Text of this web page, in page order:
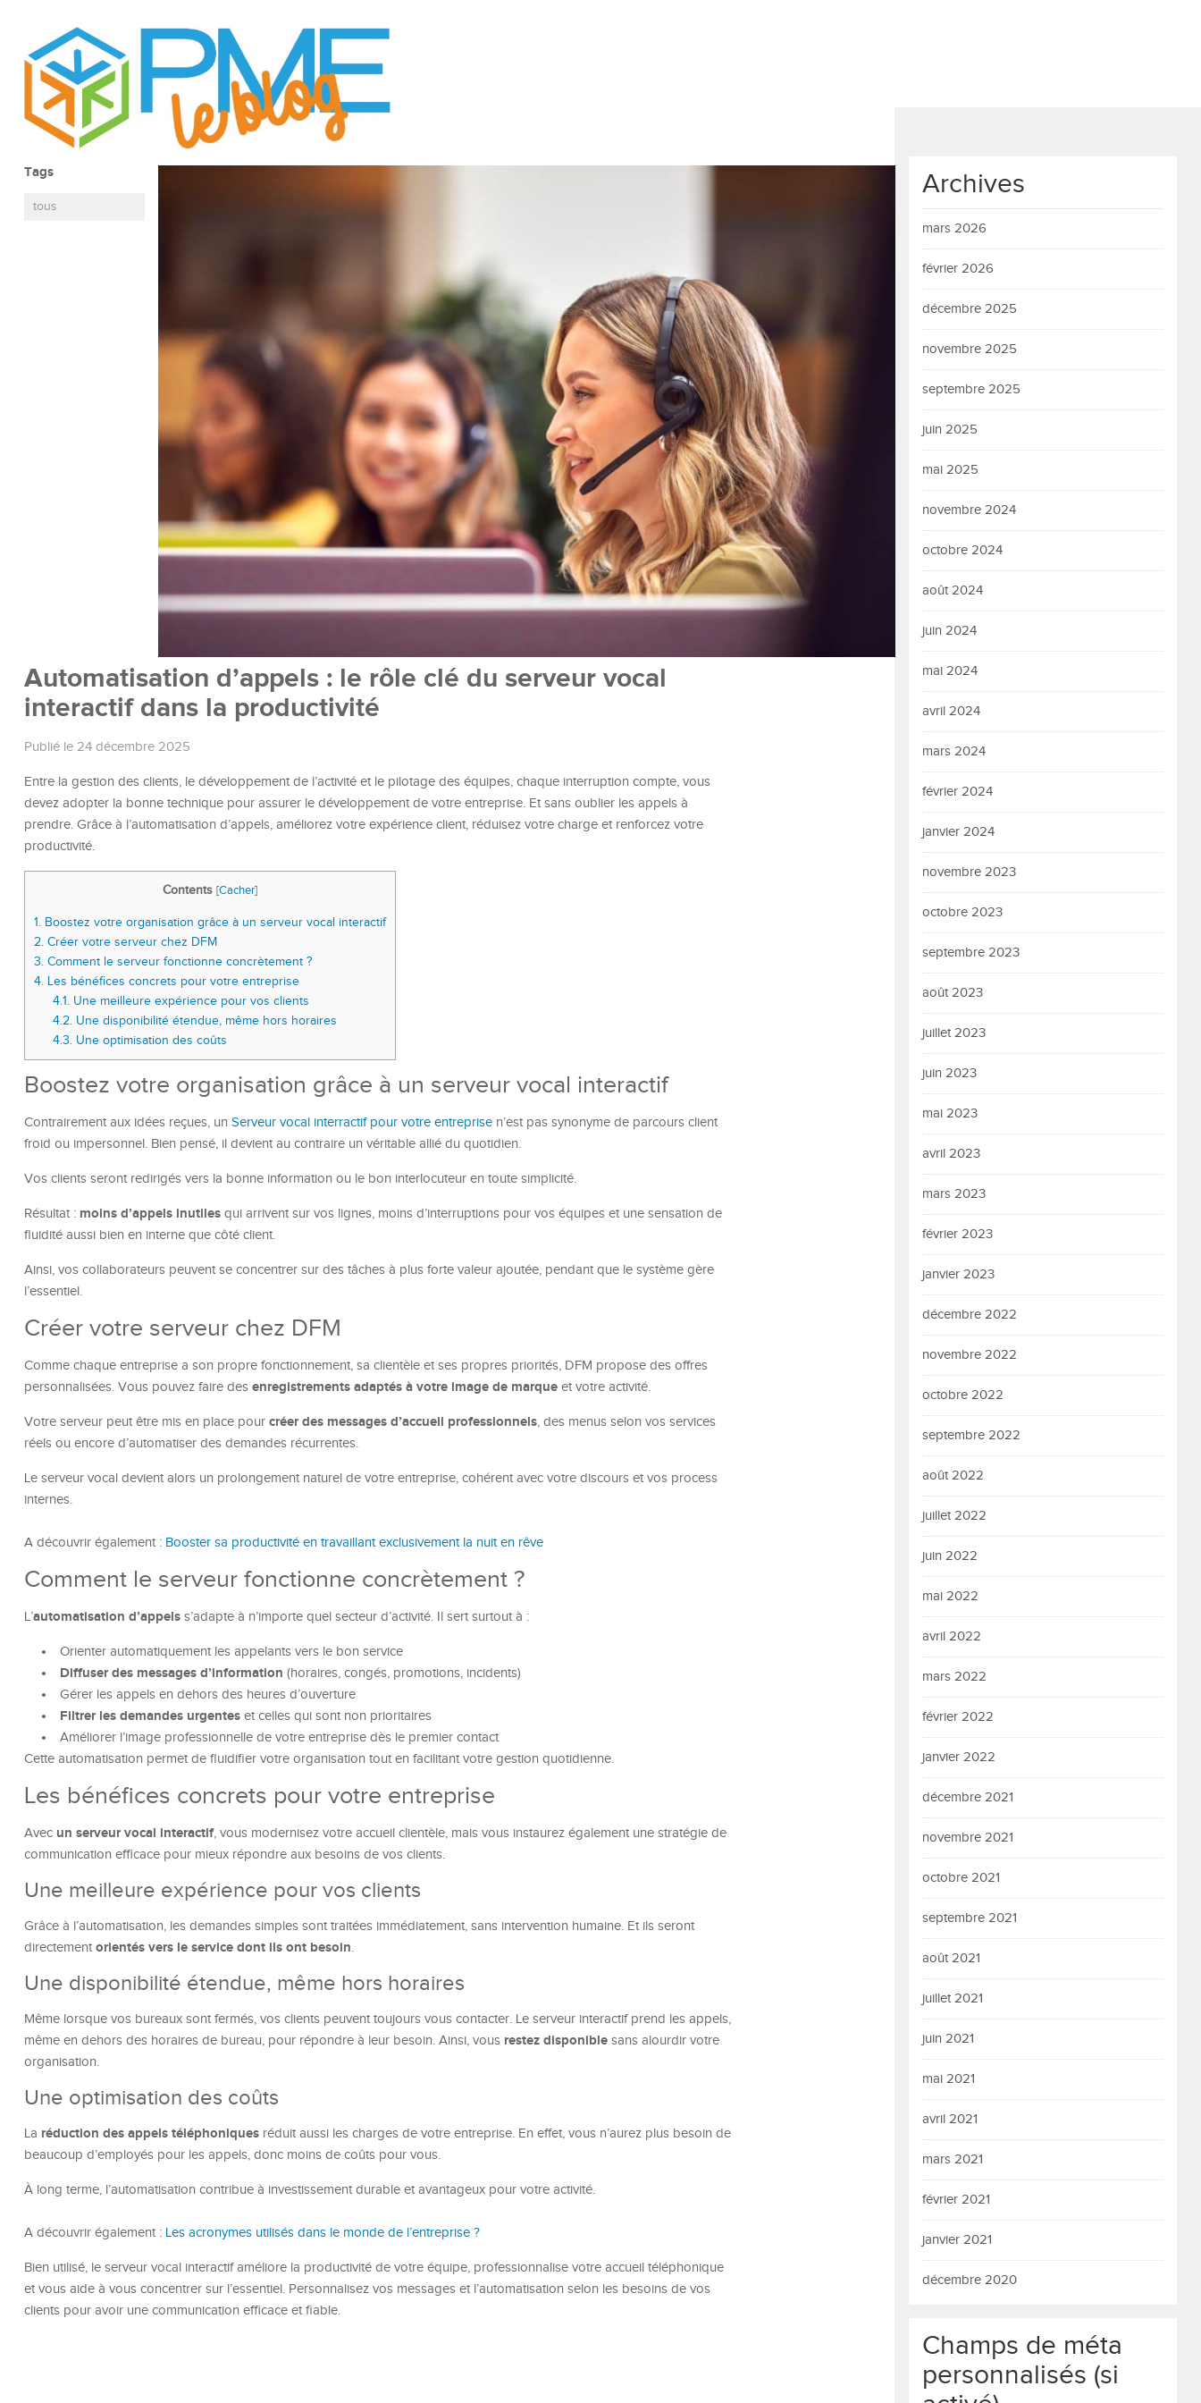
Tags
tous
Automatisation d’appels : le rôle clé du serveur vocal
interactif dans la productivité
Publié le 24 décembre 2025
Entre la gestion des clients, le développement de l’activité et le pilotage des équipes, chaque interruption compte, vous
devez adopter la bonne technique pour assurer le développement de votre entreprise. Et sans oublier les appels à
prendre. Grâce à l’automatisation d’appels, améliorez votre expérience client, réduisez votre charge et renforcez votre
productivité.
Contents [Cacher]
1. Boostez votre organisation grâce à un serveur vocal interactif
2. Créer votre serveur chez DFM
3. Comment le serveur fonctionne concrètement ?
4. Les bénéfices concrets pour votre entreprise
4.1. Une meilleure expérience pour vos clients
4.2. Une disponibilité étendue, même hors horaires
4.3. Une optimisation des coûts
Boostez votre organisation grâce à un serveur vocal interactif
Contrairement aux idées reçues, un Serveur vocal interractif pour votre entreprise n’est pas synonyme de parcours client
froid ou impersonnel. Bien pensé, il devient au contraire un véritable allié du quotidien.
Vos clients seront redirigés vers la bonne information ou le bon interlocuteur en toute simplicité.
Résultat : moins d’appels inutiles qui arrivent sur vos lignes, moins d’interruptions pour vos équipes et une sensation de
fluidité aussi bien en interne que côté client.
Ainsi, vos collaborateurs peuvent se concentrer sur des tâches à plus forte valeur ajoutée, pendant que le système gère
l’essentiel.
Créer votre serveur chez DFM
Comme chaque entreprise a son propre fonctionnement, sa clientèle et ses propres priorités, DFM propose des offres
personnalisées. Vous pouvez faire des enregistrements adaptés à votre image de marque et votre activité.
Votre serveur peut être mis en place pour créer des messages d’accueil professionnels, des menus selon vos services
réels ou encore d’automatiser des demandes récurrentes.
Le serveur vocal devient alors un prolongement naturel de votre entreprise, cohérent avec votre discours et vos process
internes.
A découvrir également : Booster sa productivité en travaillant exclusivement la nuit en rêve
Comment le serveur fonctionne concrètement ?
L’automatisation d’appels s’adapte à n’importe quel secteur d’activité. Il sert surtout à :
Orienter automatiquement les appelants vers le bon service
Diffuser des messages d’information (horaires, congés, promotions, incidents)
Gérer les appels en dehors des heures d’ouverture
Filtrer les demandes urgentes et celles qui sont non prioritaires
Améliorer l’image professionnelle de votre entreprise dès le premier contact
Cette automatisation permet de fluidifier votre organisation tout en facilitant votre gestion quotidienne.
Les bénéfices concrets pour votre entreprise
Avec un serveur vocal interactif, vous modernisez votre accueil clientèle, mais vous instaurez également une stratégie de
communication efficace pour mieux répondre aux besoins de vos clients.
Une meilleure expérience pour vos clients
Grâce à l’automatisation, les demandes simples sont traitées immédiatement, sans intervention humaine. Et ils seront
directement orientés vers le service dont ils ont besoin.
Une disponibilité étendue, même hors horaires
Même lorsque vos bureaux sont fermés, vos clients peuvent toujours vous contacter. Le serveur interactif prend les appels,
même en dehors des horaires de bureau, pour répondre à leur besoin. Ainsi, vous restez disponible sans alourdir votre
organisation.
Une optimisation des coûts
La réduction des appels téléphoniques réduit aussi les charges de votre entreprise. En effet, vous n’aurez plus besoin de
beaucoup d’employés pour les appels, donc moins de coûts pour vous.
À long terme, l’automatisation contribue à investissement durable et avantageux pour votre activité.
A découvrir également : Les acronymes utilisés dans le monde de l’entreprise ?
Bien utilisé, le serveur vocal interactif améliore la productivité de votre équipe, professionnalise votre accueil téléphonique
et vous aide à vous concentrer sur l’essentiel. Personnalisez vos messages et l’automatisation selon les besoins de vos
clients pour avoir une communication efficace et fiable.
Archives
mars 2026
février 2026
décembre 2025
novembre 2025
septembre 2025
juin 2025
mai 2025
novembre 2024
octobre 2024
août 2024
juin 2024
mai 2024
avril 2024
mars 2024
février 2024
janvier 2024
novembre 2023
octobre 2023
septembre 2023
août 2023
juillet 2023
juin 2023
mai 2023
avril 2023
mars 2023
février 2023
janvier 2023
décembre 2022
novembre 2022
octobre 2022
septembre 2022
août 2022
juillet 2022
juin 2022
mai 2022
avril 2022
mars 2022
février 2022
janvier 2022
décembre 2021
novembre 2021
octobre 2021
septembre 2021
août 2021
juillet 2021
juin 2021
mai 2021
avril 2021
mars 2021
février 2021
janvier 2021
décembre 2020
Champs de méta
personnalisés (si